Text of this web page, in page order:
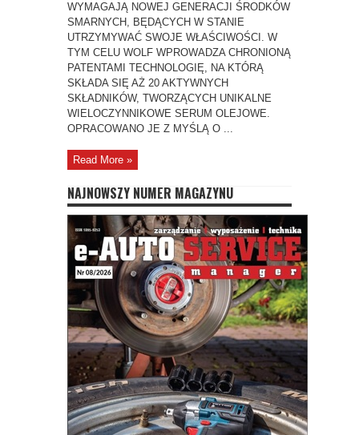
WYMAGAJĄ NOWEJ GENERACJI ŚRODKÓW
SMARNYCH, BĘDĄCYCH W STANIE
UTRZYMYWAĆ SWOJE WŁAŚCIWOŚCI. W
TYM CELU WOLF WPROWADZA CHRONIONĄ
PATENTAMI TECHNOLOGIĘ, NA KTÓRĄ
SKŁADA SIĘ AŻ 20 AKTYWNYCH
SKŁADNIKÓW, TWORZĄCYCH UNIKALNE
WIELOCZYNNIKOWE SERUM OLEJOWE.
OPRACOWANO JE Z MYŚLĄ O ...
Read More »
NAJNOWSZY NUMER MAGAZYNU